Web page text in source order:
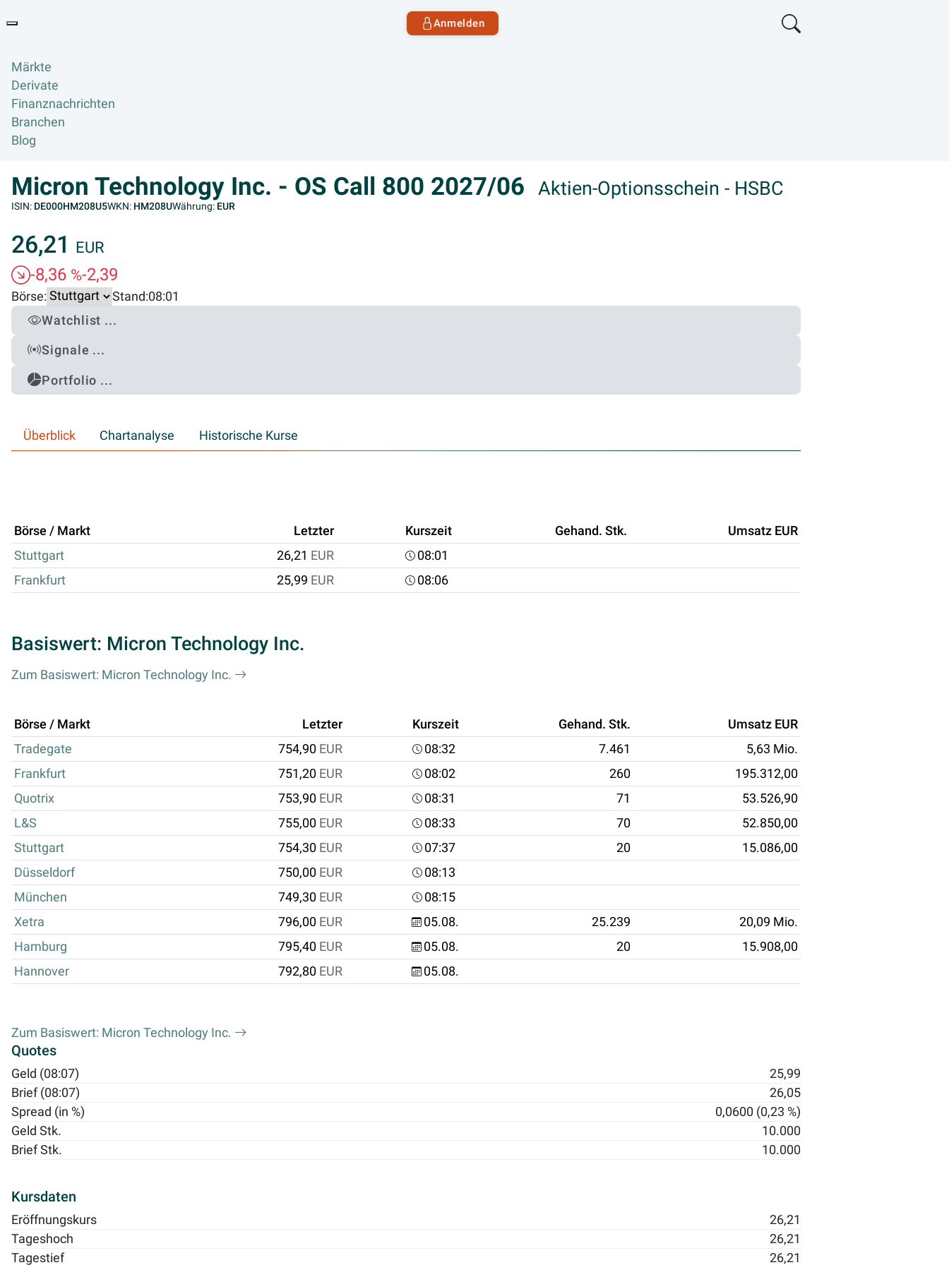
Anmelden
Märkte
Derivate
Finanznachrichten
Branchen
Blog
Micron Technology Inc. - OS Call 800 2027/06 Aktien-Optionsschein - HSBC
ISIN: DE000HM208U5WKN: HM208UWährung: EUR
26,21 EUR
-8,36 %-2,39
Börse: Stand:08:01
Watchlist ...
Signale ...
Portfolio ...
Überblick Chartanalyse Historische Kurse
Börse / Markt Letzter Kurszeit Gehand. Stk.
Umsatz EUR
Stuttgart
26,21 EUR
08:01
Frankfurt
25,99 EUR 08:06
Basiswert: Micron Technology Inc.
Zum Basiswert: Micron Technology Inc.
Börse / Markt Letzter Kurszeit Gehand. Stk.
Umsatz EUR
Tradegate
754,90 EUR 08:32 7.461
5,63 Mio.
Frankfurt
751,20 EUR 08:02 260
195.312,00
Quotrix
753,90 EUR 08:31 71
53.526,90
L&S
755,00 EUR 08:33 70
52.850,00
Stuttgart
754,30 EUR 07:37 20
15.086,00
Düsseldorf
750,00 EUR
08:13
München
749,30 EUR
08:15
Xetra
796,00 EUR 05.08. 25.239
20,09 Mio.
Hamburg
795,40 EUR 05.08. 20
15.908,00
Hannover
792,80 EUR 05.08.
Zum Basiswert: Micron Technology Inc.
Quotes
Geld (08:07)
25,99
Brief (08:07)
26,05
Spread (in %)
0,0600 (0,23 %)
Geld Stk.
10.000
Brief Stk.
10.000
Kursdaten
Eröffnungskurs
26,21
Tageshoch
26,21
Tagestief
26,21